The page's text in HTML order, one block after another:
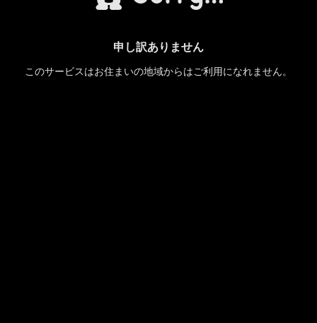
申し訳ありません
このサービスはお住まいの地域からはご利用になれません。